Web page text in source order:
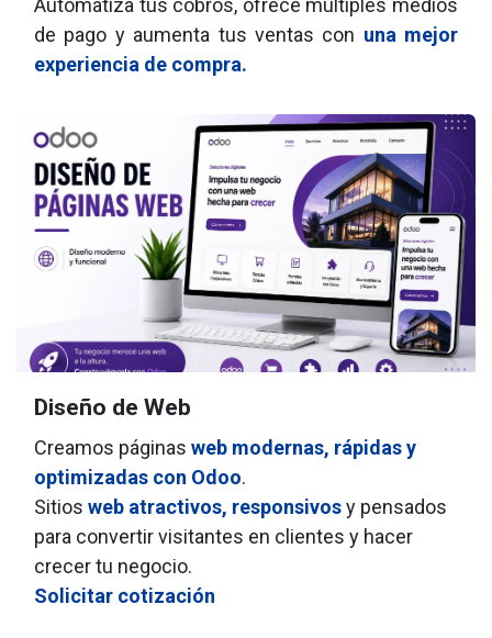
de pago y aumenta tus ventas con una mejor
experiencia de compra.
Diseño de Web
Creamos páginas web modernas, rápidas y
optimizadas con Odoo.
Sitios web atractivos, responsivosy pensados
para convertir visitantes en clientes y hacer
crecer tu negocio.
Solicitar cotización